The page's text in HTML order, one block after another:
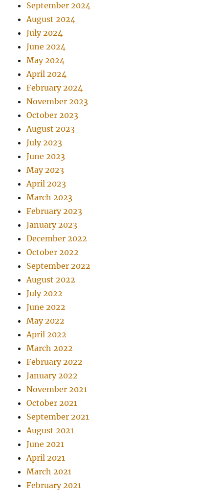
September 2024
August 2024
July 2024
June 2024
May 2024
April 2024
February 2024
November 2023
October 2023
August 2023
July 2023
June 2023
May 2023
April 2023
March 2023
February 2023
January 2023
December 2022
October 2022
September 2022
August 2022
July 2022
June 2022
May 2022
April 2022
March 2022
February 2022
January 2022
November 2021
October 2021
September 2021
August 2021
June 2021
April 2021
March 2021
February 2021